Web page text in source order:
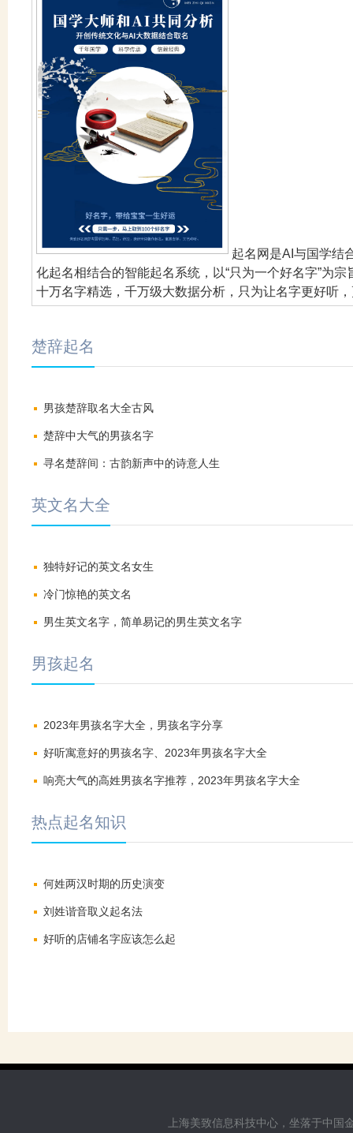
起名网是AI与国学结
化起名相结合的智能起名系统，以“只为一个好名字”为
十万名字精选，千万级大数据分析，只为让名字更好听
楚辞起名
男孩楚辞取名大全古风
楚辞中大气的男孩名字
寻名楚辞间：古韵新声中的诗意人生
英文名大全
独特好记的英文名女生
冷门惊艳的英文名
男生英文名字，简单易记的男生英文名字
男孩起名
2023年男孩名字大全，男孩名字分享
好听寓意好的男孩名字、2023年男孩名字大全
响亮大气的高姓男孩名字推荐，2023年男孩名字大全
热点起名知识
何姓两汉时期的历史演变
刘姓谐音取义起名法
好听的店铺名字应该怎么起
上海美致信息科技中心，坐落于中